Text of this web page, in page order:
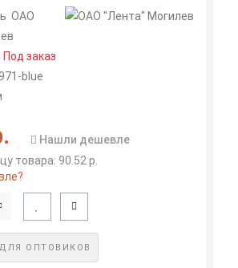
ОАО
Под заказ
blue
Нашли дешевле
товара: 90.52 р.
ОПТОВИКОВ